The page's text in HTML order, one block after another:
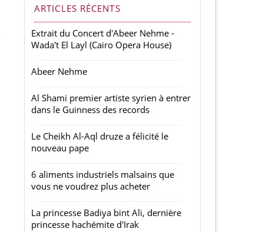
ARTICLES RÉCENTS
Extrait du Concert d'Abeer Nehme -
Wada't El Layl (Cairo Opera House)
Abeer Nehme
Al Shami premier artiste syrien à entrer
dans le Guinness des records
Le Cheikh Al-Aql druze a félicité le
nouveau pape
6 aliments industriels malsains que
vous ne voudrez plus acheter
La princesse Badiya bint Ali, dernière
princesse hachémite d'Irak